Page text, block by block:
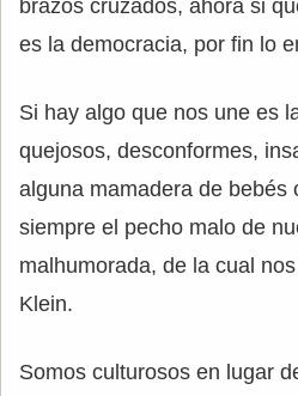
brazos cruzados, ahora si
es la democracia, por fin lo
Si hay algo que nos une es
quejosos, desconformes,
alguna mamadera de bebés
siempre el pecho malo de
malhumorada, de la cual
Klein.
Somos culturosos en lugar